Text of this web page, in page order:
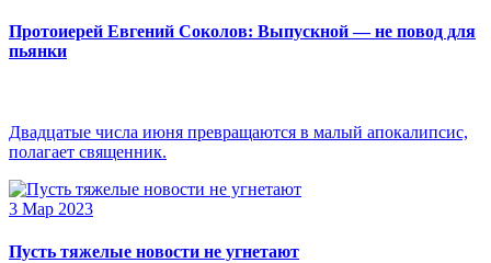
Протоиерей Евгений Соколов: Выпускной — не повод для
пьянки
Двадцатые числа июня превращаются в малый апокалипсис,
полагает священник.
3 Мар 2023
Пусть тяжелые новости не угнетают